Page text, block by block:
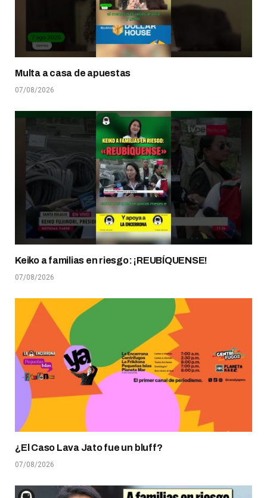
Multa a casa de apuestas
07/08/2026
Keiko a familias en riesgo: ¡REUBÍQUENSE!
07/08/2026
¿El Caso Lava Jato fue un bluff?
07/08/2026